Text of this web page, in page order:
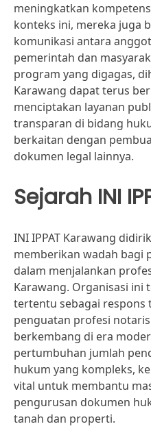
meningkatkan
konteks ini, mereka juga
komunikasi antara
pemerintah dan
program yang digagas,
Karawang dapat terus
menciptakan layanan
transparan di bidang
berkaitan dengan
dokumen legal lainnya.
Sejarah INI
INI IPPAT Karawang
memberikan wadah bagi
dalam menjalankan
Karawang. Organisasi ini
tertentu sebagai respons
penguatan profesi notaris
berkembang di era
pertumbuhan jumlah
hukum yang kompleks,
vital untuk membantu
pengurusan dokumen
tanah dan properti.